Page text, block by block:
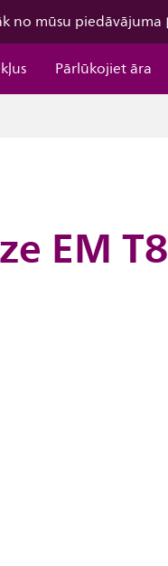
no mūsu piedāvājuma
Pārlūkojiet āra
EM T8